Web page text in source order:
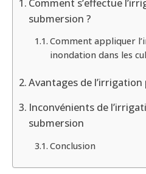
Comment s’effectue
submersion ?
Comment appliquer
inondation dans les
Avantages de
Inconvénients de
submersion
Conclusion